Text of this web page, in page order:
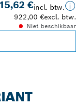
€incl. btw.
922,00 €excl. btw.
Niet beschikbaar